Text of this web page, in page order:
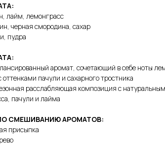
лайм, лемонграсс
черная смородина, сахар
пудра
аромат, сочетающий в себе ноты
пачули и сахарного тростника
расслабляющая композиция с
пачули и лайма
СМЕШИВАНИЮ АРОМАТОВ:
присыпка